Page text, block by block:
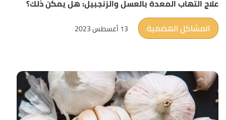
علاج التهاب المعدة بالعسل والزنجبيل: هل يمكن ذلك؟
المشاكل الهضمية
13 أغسطس 2023